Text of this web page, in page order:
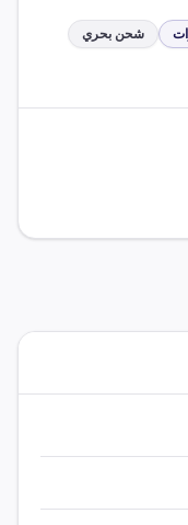
شحن بحري